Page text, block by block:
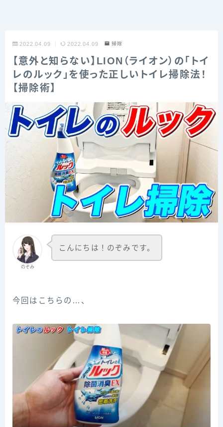
2022.04.09 2022.04.09 掃除
【意外と知らない】LION（ライオン）の「トイ
レのルック」を使った正しいトイレ掃除法！
【掃除術】
のぞみ
こんにちは！のぞみです。
今回はこちらの…、